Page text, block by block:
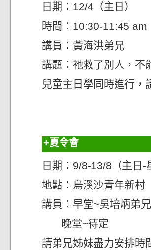
日期：12/4（主日）
時間：10:30-11:45 am
講員：黃海洪弟兄
講題：祂救了別人，不
兒童主日學同時進行，
夏令會
日期：9/8-13/8（主日-
地點：烏溪沙青年新村
講員：早堂~吳培炳弟兄
晚堂~待定
請弟兄姊妹盡力安排時